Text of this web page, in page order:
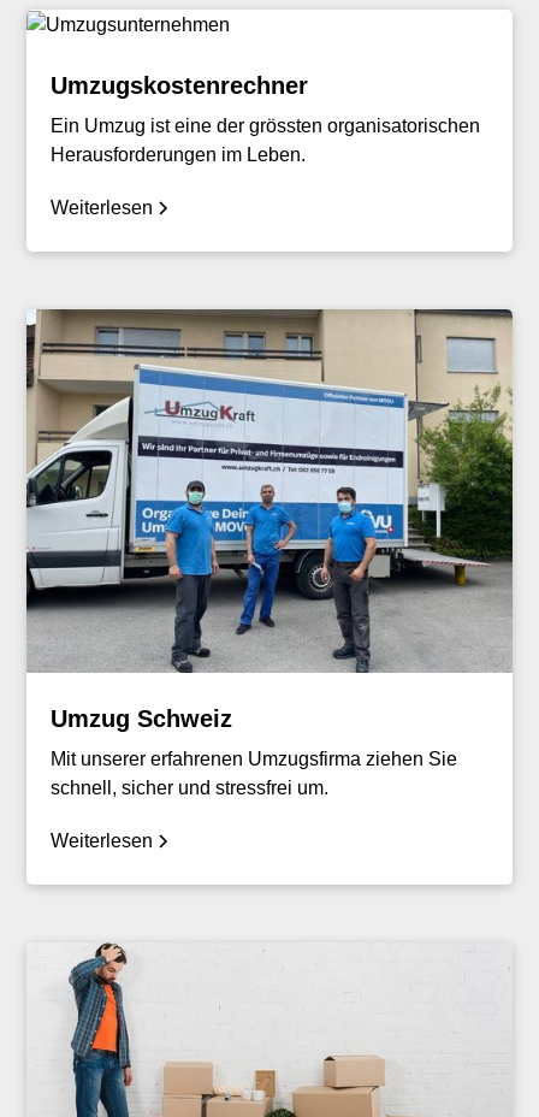
Umzugskostenrechner
Ein Umzug ist eine der grössten organisatorischen
Herausforderungen im Leben.
Weiterlesen
Umzug Schweiz
Mit unserer erfahrenen Umzugsfirma ziehen Sie
schnell, sicher und stressfrei um.
Weiterlesen